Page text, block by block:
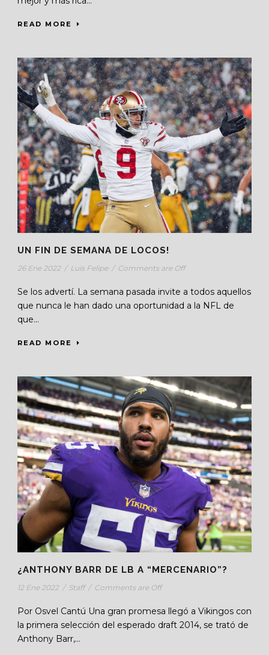
READ MORE
UN FIN DE SEMANA DE LOCOS!
26 Ene 2022 / Luis Felipe / Comments are Off
Se los advertí. La semana pasada invite a todos aquellos
que nunca le han dado una oportunidad a la NFL de
que...
READ MORE
¿ANTHONY BARR DE LB A “MERCENARIO”?
12 Ene 2022 / Staff / Comments are Off
Por Osvel Cantú Una gran promesa llegó a Vikingos con
la primera selección del esperado draft 2014, se trató de
Anthony Barr,...